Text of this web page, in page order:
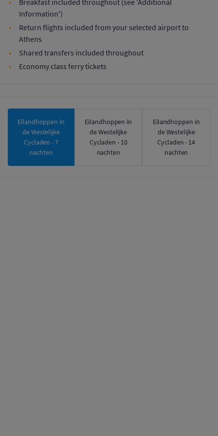
Breakfast included throughout (see 'Additional
Information')
Return flights included from your selected airport to
Athens
Shared transfers included throughout
Economy class ferry tickets
Eilandhoppen in
de Westelijke
Cycladen - 7
nachten
Eilandhoppen in
de Westelijke
Cycladen - 10
nachten
Eilandhoppen in
de Westelijke
Cycladen - 14
nachten